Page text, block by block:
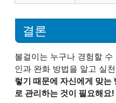
결론
볼걸이는 누구나 경험할
인과 완화 방법을 알고 실
렇기 때문에 자신에게 맞는
로 관리하는 것이 필요해요!